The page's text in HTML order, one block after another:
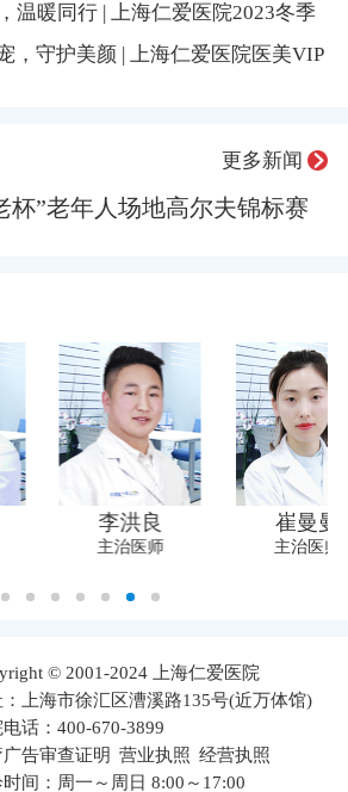
温暖同行 | 上海仁爱医院2023冬季
，守护美颜 | 上海仁爱医院医美VIP
更多新闻
杯”老年人场地高尔夫锦标赛
崔曼曼
主治医师
杨苹
主任医师
© 2001-2024 上海仁爱医院
上海市徐汇区漕溪路135号(近万体馆)
话：400-670-3899
广告审查证明 营业执照 经营执照
时间：周一～周日 8:00～17:00